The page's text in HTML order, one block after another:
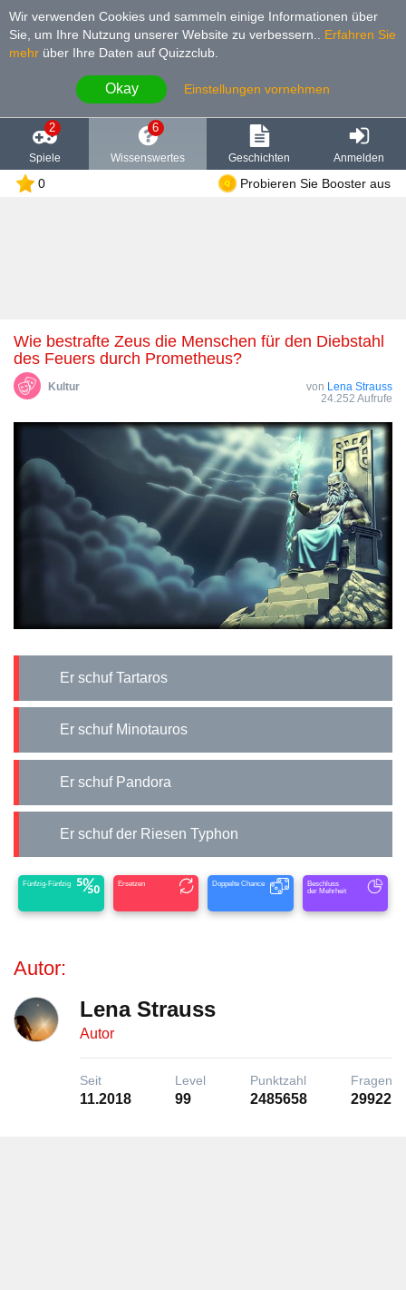
Wir verwenden Cookies und sammeln einige Informationen über
Sie, um Ihre Nutzung unserer Website zu verbessern.
Erfahren Sie
mehr über Ihre Daten auf Quizzclub.
Okay Einstellungen vornehmen
2
Spiele
6
Wissenswertes Geschichten Anmelden
0 Probieren Sie Booster aus
Wie bestrafte Zeus die Menschen für den Diebstahl
des Feuers durch Prometheus?
Kultur von Lena Strauss
24.252 Aufrufe
Er schuf Tartaros
Er schuf Minotauros
Er schuf Pandora
Er schuf der Riesen Typhon
Fünfzig-Fünfzig Ersetzen Doppelte Chance
Beschluss
der Mehrheit
Autor:
Lena Strauss
Autor
Seit
11.2018
Level
99
Punktzahl
2485658
Fragen
29922